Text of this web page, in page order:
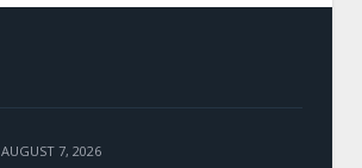
AUGUST 7, 2026